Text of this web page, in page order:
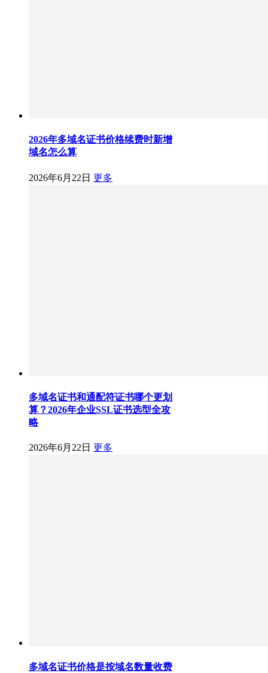
2026年多域名证书价格续费时新增
域名怎么算
2026年6月22日 更多
多域名证书和通配符证书哪个更划
算？2026年企业SSL证书选型全攻
略
2026年6月22日 更多
多域名证书价格是按域名数量收费